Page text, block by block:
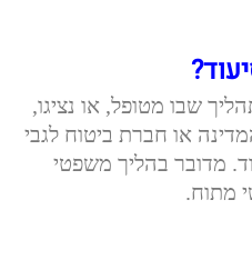
שבו מטופל, או נציגו,
או חברת ביטוח לגבי
מדובר בהליך משפטי
מתוח.